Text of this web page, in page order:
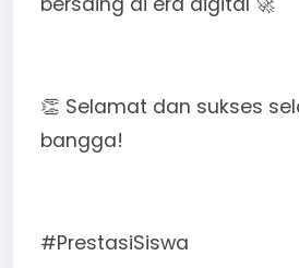
👏 Selamat dan sukses
bangga!
#PrestasiSiswa